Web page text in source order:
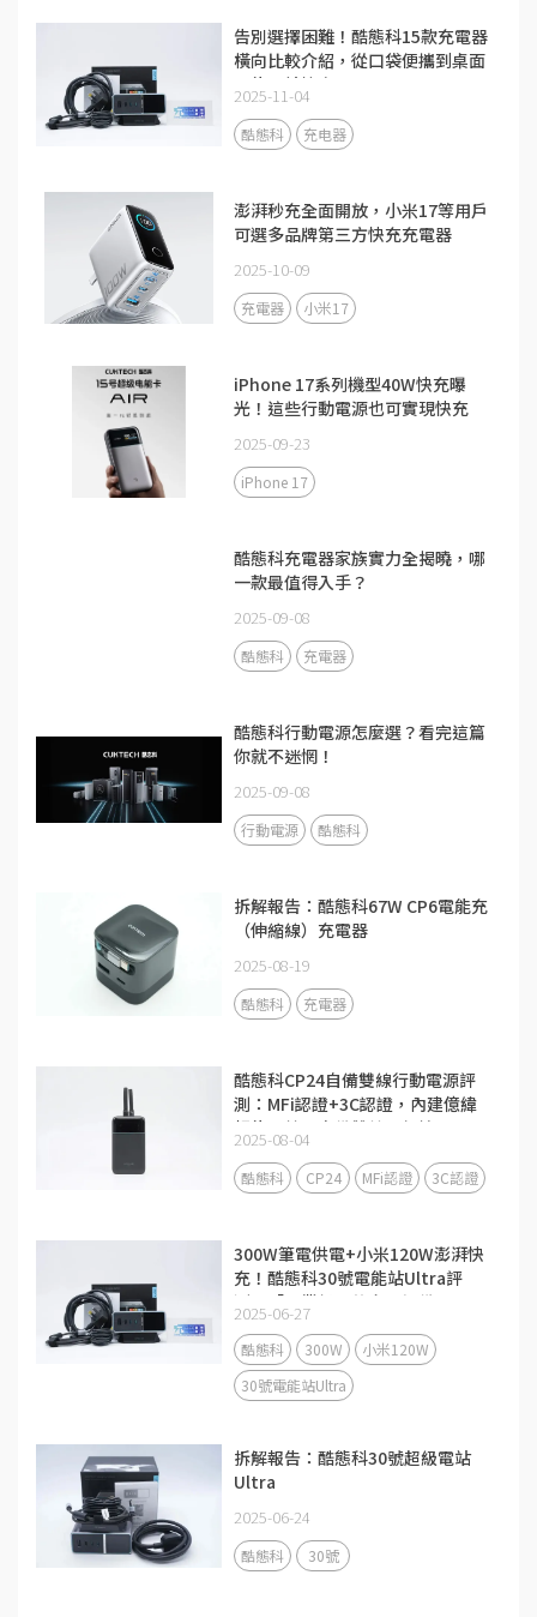
告別選擇困難！酷態科15款充電器
橫向比較介紹，從口袋便攜到桌面
全能一站搞定
2025-11-04
酷態科 充电器
澎湃秒充全面開放，小米17等用戶
可選多品牌第三方快充充電器
2025-10-09
充電器 小米17
iPhone 17系列機型40W快充曝
光！這些行動電源也可實現快充
2025-09-23
iPhone 17
酷態科充電器家族實力全揭曉，哪
一款最值得入手？
2025-09-08
酷態科 充電器
酷態科行動電源怎麼選？看完這篇
你就不迷惘！
2025-09-08
行動電源 酷態科
拆解報告：酷態科67W CP6電能充
（伸縮線）充電器
2025-08-19
酷態科 充電器
酷態科CP24自備雙線行動電源評
測：MFi認證+3C認證，內建億緯
鋰能電芯，自備雙線更便攜
2025-08-04
酷態科 CP24 MFi認證 3C認證
300W筆電供電+小米120W澎湃快
充！酷態科30號電能站Ultra評
測：「畢業級」的充電設備
2025-06-27
酷態科 300W
小米120W
30號電能站Ultra
拆解報告：酷態科30號超級電站
Ultra
2025-06-24
酷態科 30號